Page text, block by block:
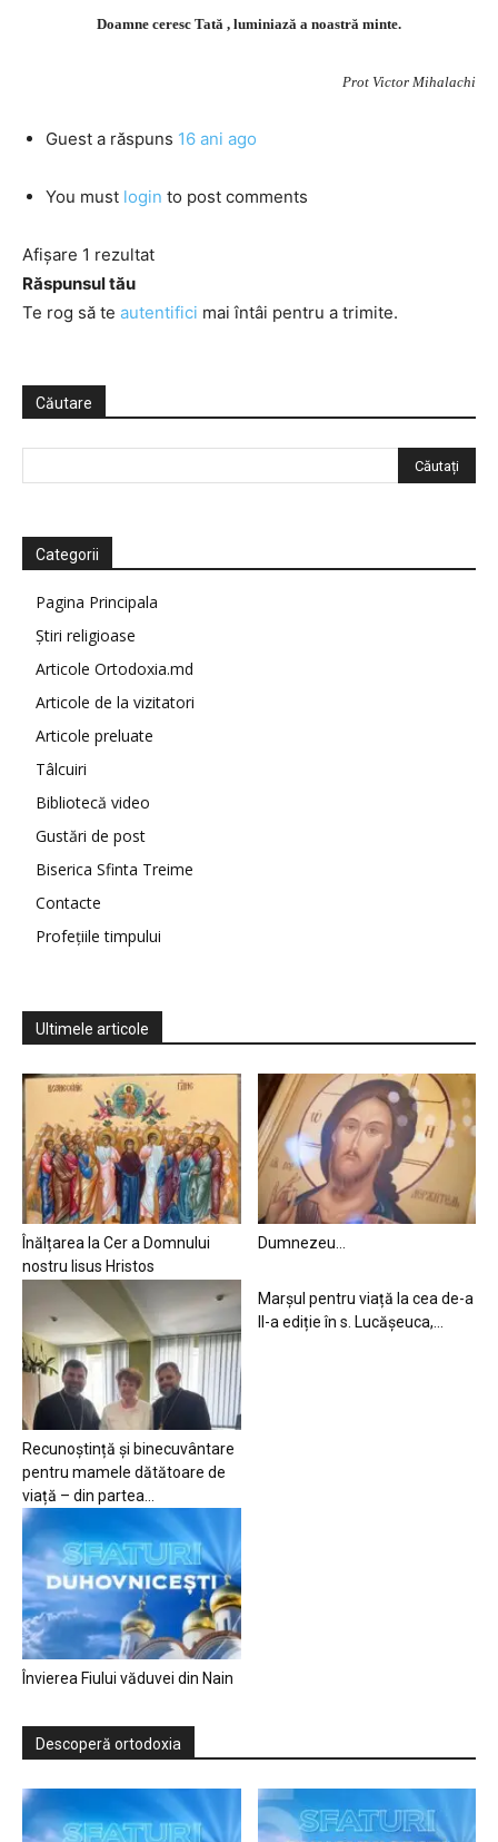
Doamne ceresc Tată , luminiază a noastră minte.
Prot Victor Mihalachi
Guest a răspuns 16 ani ago
You must login to post comments
Afișare 1 rezultat
Răspunsul tău
Te rog să te autentifici mai întâi pentru a trimite.
Căutare
Categorii
Pagina Principala
Știri religioase
Articole Ortodoxia.md
Articole de la vizitatori
Articole preluate
Tâlcuiri
Bibliotecă video
Gustări de post
Biserica Sfinta Treime
Contacte
Profețiile timpului
Ultimele articole
Înălțarea la Cer a Domnului
nostru Iisus Hristos
Dumnezeu…
Recunoștință și binecuvântare
pentru mamele dătătoare de
viață – din partea...
Marșul pentru viață la cea de-a
II-a ediție în s. Lucășeuca,...
Învierea Fiului văduvei din Nain
Descoperă ortodoxia